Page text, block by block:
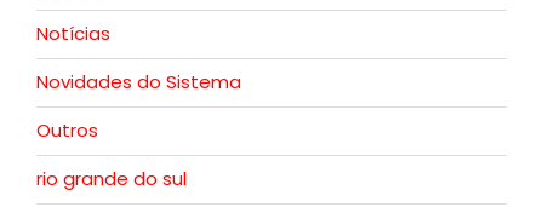
Notícias
Novidades do Sistema
Outros
rio grande do sul